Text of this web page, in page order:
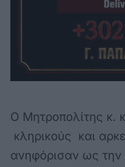
Ο Μητροπολίτης κ.
κληρικούς και
ανηφόρισαν ως την